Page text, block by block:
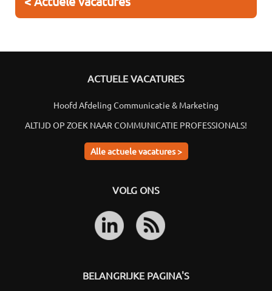
ACTUELE VACATURES
Hoofd Afdeling Communicatie & Marketing
ALTIJD OP ZOEK NAAR COMMUNICATIE PROFESSIONALS!
Alle actuele vacatures >
VOLG ONS
BELANGRIJKE PAGINA'S